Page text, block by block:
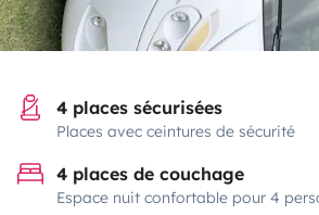
4 places sécurisées
Places avec ceintures de sécurité
4 places de couchage
Espace nuit confortable pour 4